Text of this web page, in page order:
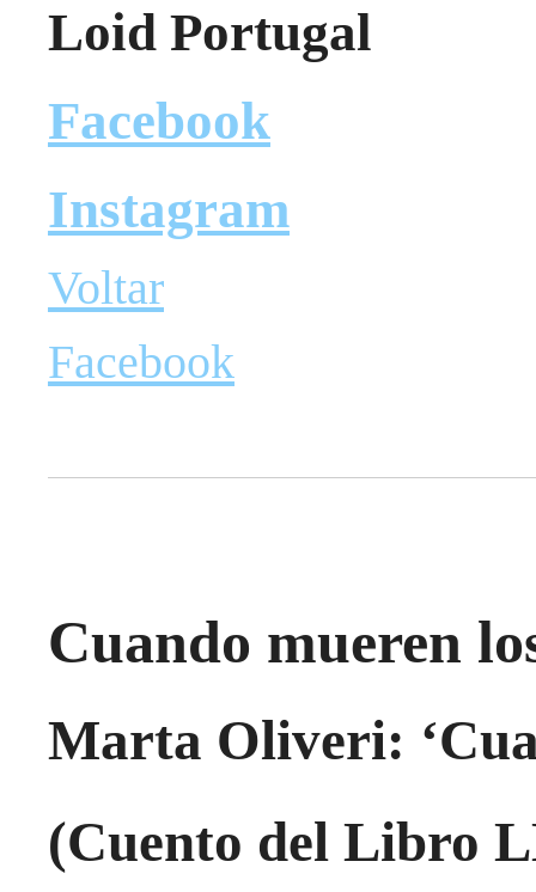
Loid Portugal
Facebook
Instagram
Voltar
Facebook
Cuando mueren
Marta Oliveri:
(Cuento del Libro